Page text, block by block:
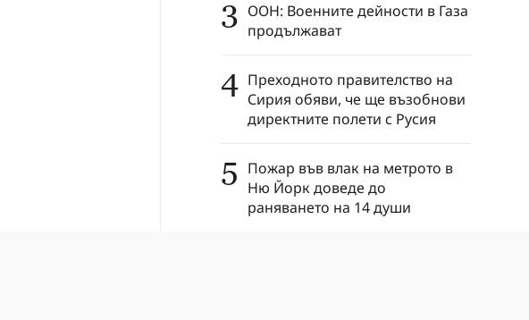
3 ООН: Военните дейности в Газа
продължават
4 Преходното правителство на
Сирия обяви, че ще възобнови
директните полети с Русия
5 Пожар във влак на метрото в
Ню Йорк доведе до
раняването на 14 души